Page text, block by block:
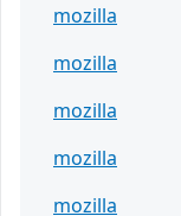
mozilla
mozilla
mozilla
mozilla
mozilla